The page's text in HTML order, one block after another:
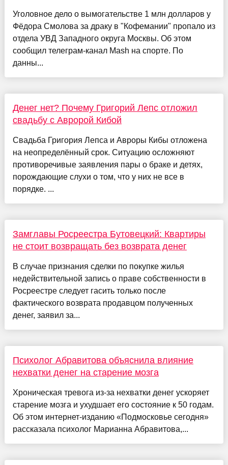
Уголовное дело о вымогательстве 1 млн долларов у
Фёдора Смолова за драку в "Кофемании" пропало из
отдела УВД Западного округа Москвы. Об этом
сообщил телеграм-канал Mash на спорте. По
данны...
Денег нет? Почему Григорий Лепс отложил
свадьбу с Авророй Кибой
Свадьба Григория Лепса и Авроры Кибы отложена
на неопределённый срок. Ситуацию осложняют
противоречивые заявления пары о браке и детях,
порождающие слухи о том, что у них не все в
порядке. ...
Замглавы Росреестра Бутовецкий: Квартиры
не стоит возвращать без возврата денег
В случае признания сделки по покупке жилья
недействительной запись о праве собственности в
Росреестре следует гасить только после
фактического возврата продавцом полученных
денег, заявил за...
Психолог Абравитова объяснила влияние
нехватки денег на старение мозга
Хроническая тревога из-за нехватки денег ускоряет
старение мозга и ухудшает его состояние к 50 годам.
Об этом интернет-изданию «Подмосковье сегодня»
рассказала психолог Марианна Абравитова,...